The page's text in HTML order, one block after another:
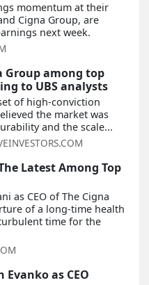
momentum at their
Cigna Group, are
next week.
Group among top
to UBS analysts
of high-conviction
the market was
and the scale...
Latest Among Top
as CEO of The Cigna
of a long-time health
time for the
as CEO